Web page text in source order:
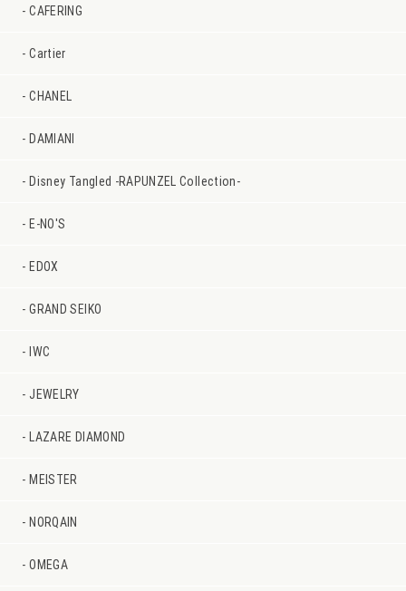
CAFERING
Cartier
CHANEL
DAMIANI
Disney Tangled -RAPUNZEL Collection-
E-NO'S
EDOX
GRAND SEIKO
IWC
JEWELRY
LAZARE DIAMOND
MEISTER
NORQAIN
OMEGA